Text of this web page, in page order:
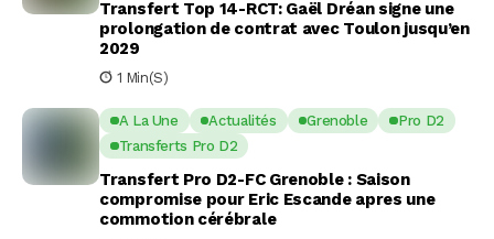
Transfert Top 14-RCT: Gaël Dréan signe une
prolongation de contrat avec Toulon jusqu’en
2029
1 Min(s)
A La Une Actualités Grenoble
Pro D2
Transferts Pro D2
Transfert Pro D2-FC Grenoble : Saison
compromise pour Eric Escande apres une
commotion cérébrale